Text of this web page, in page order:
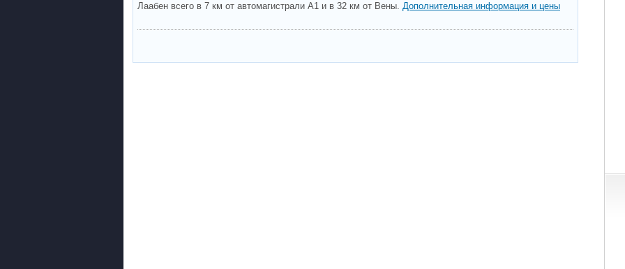
Лаабен всего в 7 км от автомагистрали A1 и в 32 км от Вены. Дополнительная информация и цены